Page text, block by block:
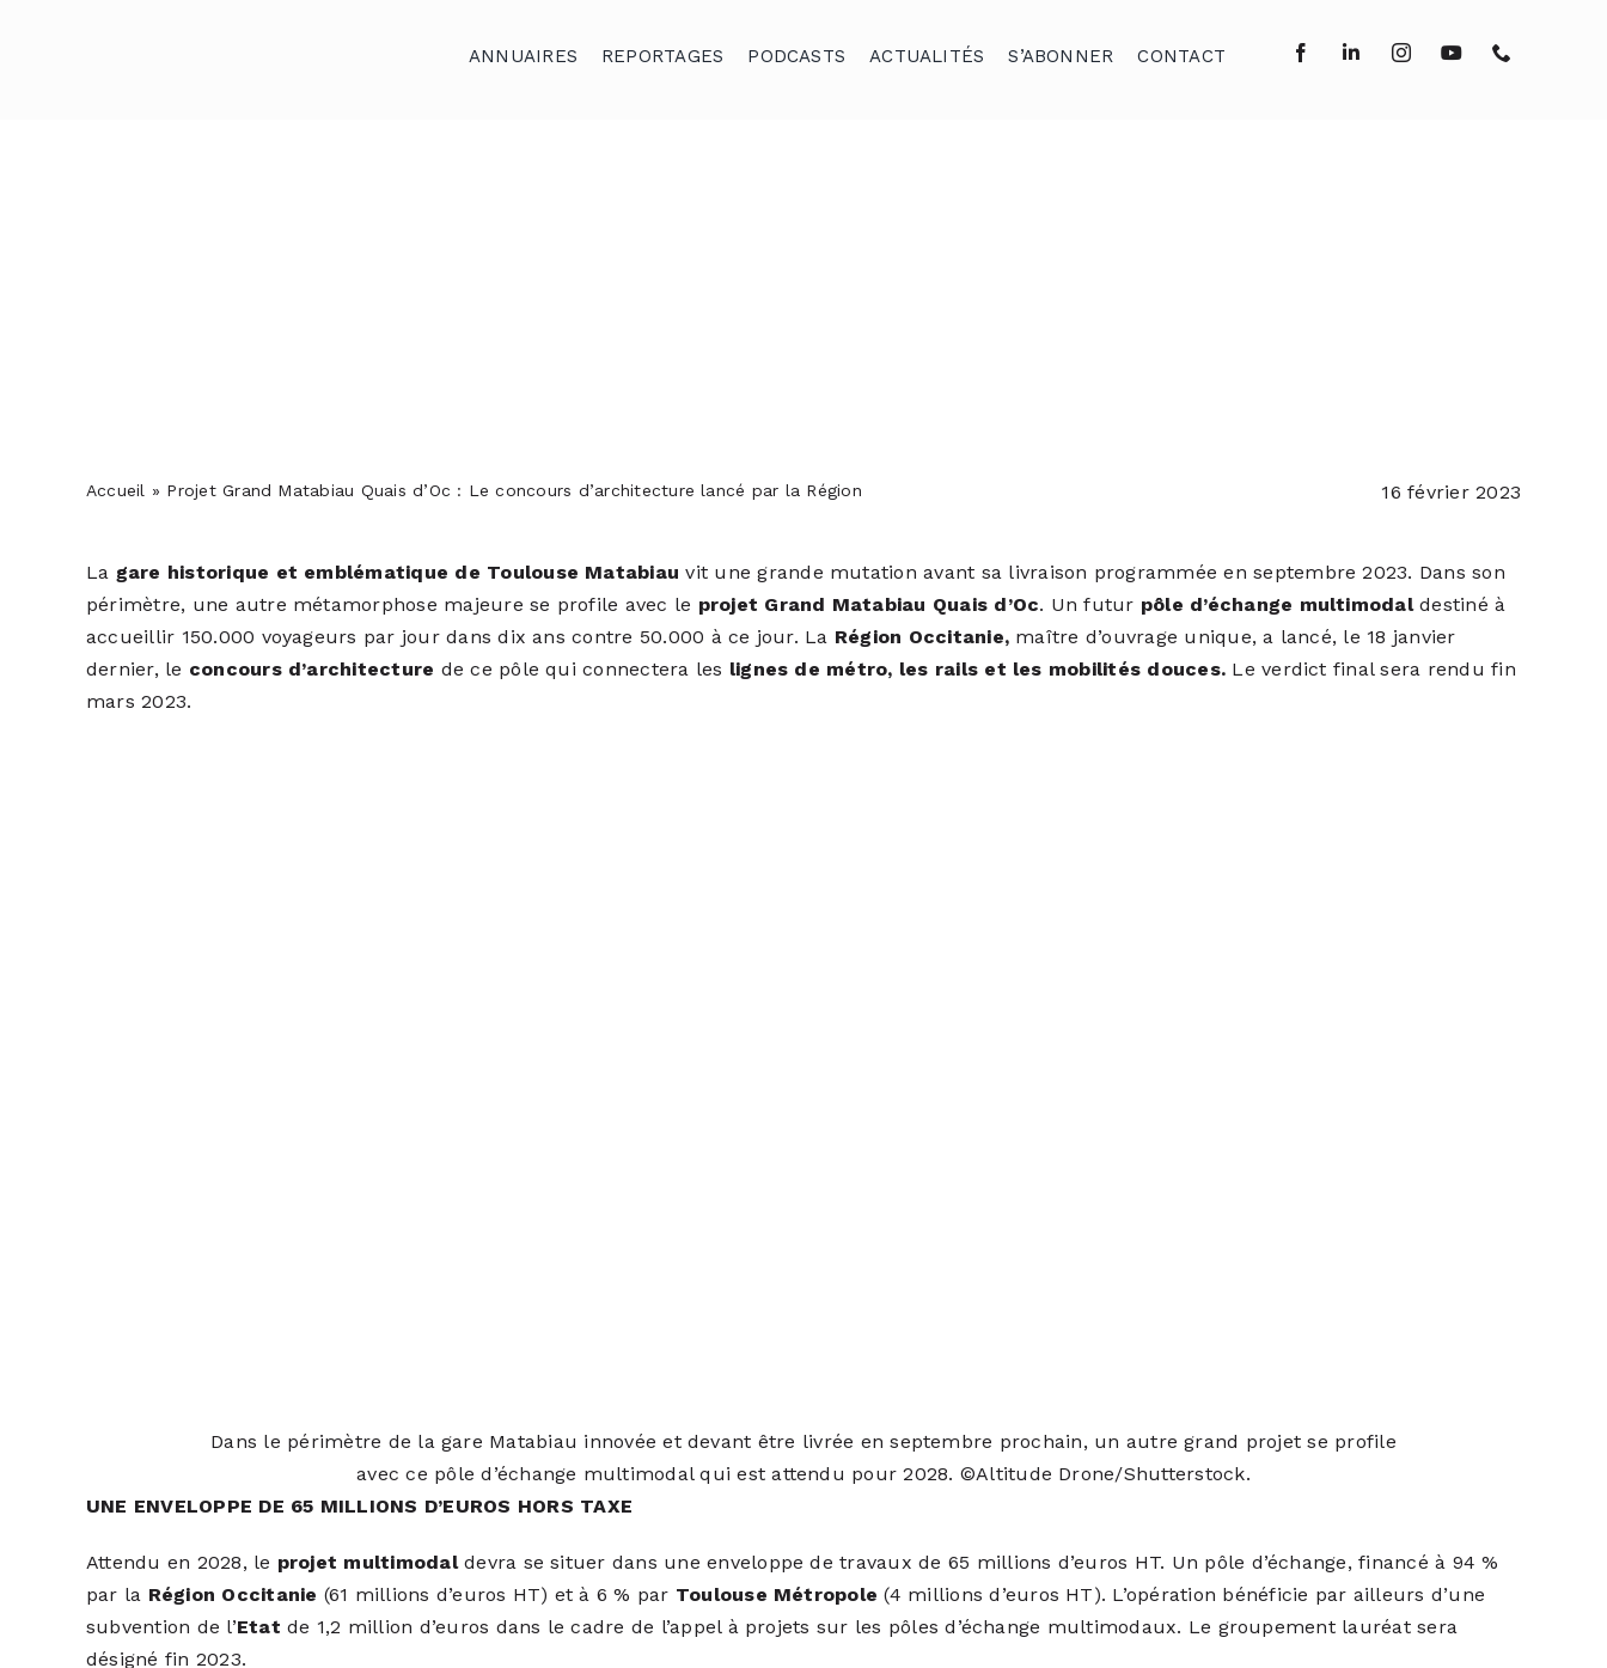
ANNUAIRES REPORTAGES PODCASTS ACTUALITÉS S’ABONNER CONTACT
Accueil » Projet Grand Matabiau Quais d’Oc : Le concours d’architecture lancé par la Région 16 février 2023
La gare historique et emblématique de Toulouse Matabiau vit une grande mutation avant sa livraison programmée en septembre 2023. Dans son
périmètre, une autre métamorphose majeure se profile avec le projet Grand Matabiau Quais d’Oc. Un futur pôle d’échange multimodaldestiné à
accueillir 150.000 voyageurs par jour dans dix ans contre 50.000 à ce jour. La Région Occitanie, maître d’ouvrage unique, a lancé, le 18 janvier
dernier, le concours d’architecture de ce pôle qui connectera les lignes de métro, les rails et les mobilités douces. Le verdict final sera rendu fin
mars 2023.
Dans le périmètre de la gare Matabiau innovée et devant être livrée en septembre prochain, un autre grand projet se profile
avec ce pôle d’échange multimodal qui est attendu pour 2028. ©Altitude Drone/Shutterstock.
UNE ENVELOPPE DE 65 MILLIONS D’EUROS HORS TAXE
Attendu en 2028, le projet multimodaldevra se situer dans une enveloppe de travaux de 65 millions d’euros HT. Un pôle d’échange, financé à 94 %
par la Région Occitanie (61 millions d’euros HT) et à 6 % par Toulouse Métropole (4 millions d’euros HT). L’opération bénéficie par ailleurs d’une
subvention de l’Etat de 1,2 million d’euros dans le cadre de l’appel à projets sur les pôles d’échange multimodaux. Le groupement lauréat sera
désigné fin 2023.
Contact